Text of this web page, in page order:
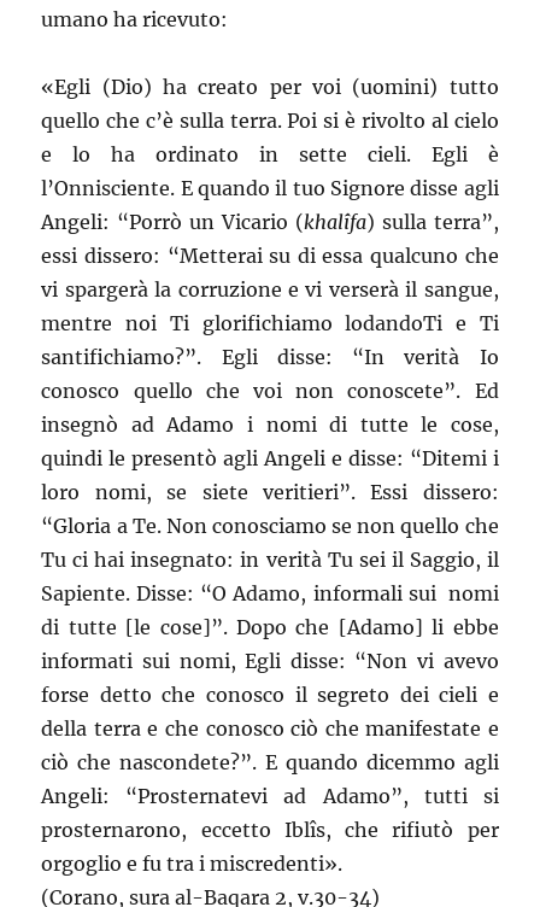
umano ha ricevuto:
«Egli (Dio) ha creato per voi (uomini) tutto
quello che c’è sulla terra. Poi si è rivolto al cielo
e lo ha ordinato in sette cieli. Egli è
l’Onnisciente. E quando il tuo Signore disse agli
Angeli: “Porrò un Vicario (khalîfa) sulla terra”,
essi dissero: “Metterai su di essa qualcuno che
vi spargerà la corruzione e vi verserà il sangue,
mentre noi Ti glorifichiamo lodandoTi e Ti
santifichiamo?”. Egli disse: “In verità Io
conosco quello che voi non conoscete”. Ed
insegnò ad Adamo i nomi di tutte le cose,
quindi le presentò agli Angeli e disse: “Ditemi i
loro nomi, se siete veritieri”. Essi dissero:
“Gloria a Te. Non conosciamo se non quello che
Tu ci hai insegnato: in verità Tu sei il Saggio, il
Sapiente. Disse: “O Adamo, informali sui nomi
di tutte [le cose]”. Dopo che [Adamo] li ebbe
informati sui nomi, Egli disse: “Non vi avevo
forse detto che conosco il segreto dei cieli e
della terra e che conosco ciò che manifestate e
ciò che nascondete?”. E quando dicemmo agli
Angeli: “Prosternatevi ad Adamo”, tutti si
prosternarono, eccetto Iblîs, che rifiutò per
orgoglio e fu tra i miscredenti».
(Corano, sura al-Baqara 2, v.30-34)